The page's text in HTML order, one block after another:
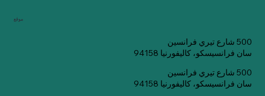
موقع
500 شارع تيري فرانسين
سان فرانسيسكو، كاليفورنيا 94158
500 شارع تيري فرانسين
سان فرانسيسكو، كاليفورنيا 94158